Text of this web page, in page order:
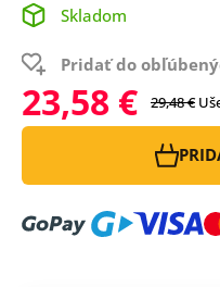
Skladom
Pridať do
23,58 € 29,48 €